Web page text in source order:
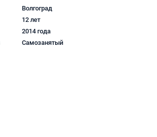
Волгоград
12 лет
2014 года
Самозанятый